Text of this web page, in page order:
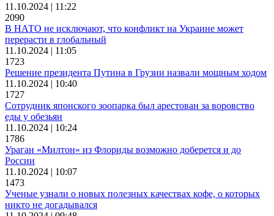
11.10.2024 | 11:22
2090
В НАТО не исключают, что конфликт на Украине может
перерасти в глобальный
11.10.2024 | 11:05
1723
Решение президента Путина в Грузии назвали мощным ходом
11.10.2024 | 10:40
1727
Сотрудник японского зоопарка был арестован за воровство
еды у обезьян
11.10.2024 | 10:24
1786
Ураган «Милтон» из Флориды возможно доберется и до
России
11.10.2024 | 10:07
1473
Ученые узнали о новых полезных качествах кофе, о которых
никто не догадывался